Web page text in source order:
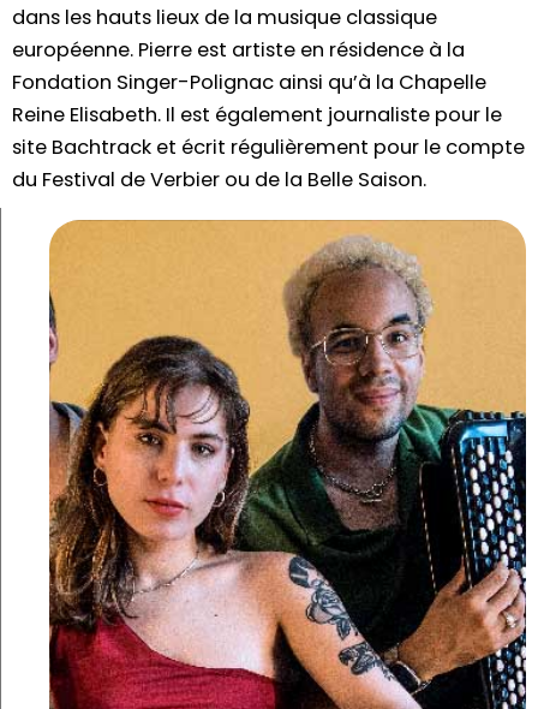
dans les hauts lieux de la musique classique
européenne. Pierre est artiste en résidence à la
Fondation Singer-Polignac ainsi qu’à la Chapelle
Reine Elisabeth. Il est également journaliste pour le
site Bachtrack et écrit régulièrement pour le compte
du Festival de Verbier ou de la Belle Saison.